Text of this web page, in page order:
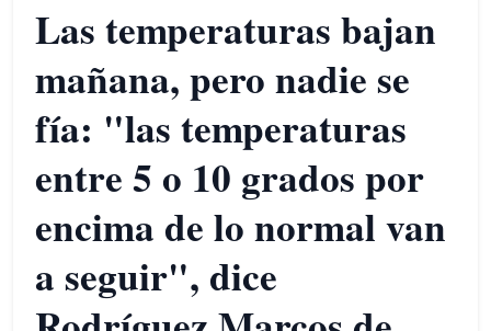
Las temperaturas bajan
mañana, pero nadie se
fía: "las temperaturas
entre 5 o 10 grados por
encima de lo normal van
a seguir", dice